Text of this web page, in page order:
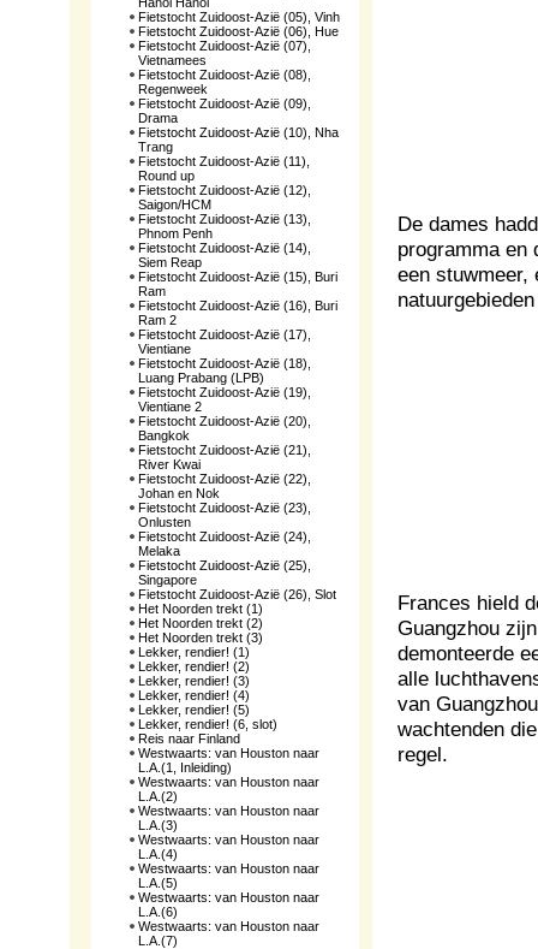
Fietstocht Zuidoost-Azië (05), Vinh
Fietstocht Zuidoost-Azië (06), Hue
Fietstocht Zuidoost-Azië (07),
Vietnamees
Fietstocht Zuidoost-Azië (08),
Regenweek
Fietstocht Zuidoost-Azië (09),
Drama
Fietstocht Zuidoost-Azië (10), Nha
Trang
Fietstocht Zuidoost-Azië (11),
Round up
Fietstocht Zuidoost-Azië (12),
Saigon/HCM
Fietstocht Zuidoost-Azië (13),
Phnom Penh
Fietstocht Zuidoost-Azië (14),
Siem Reap
Fietstocht Zuidoost-Azië (15), Buri
Ram
Fietstocht Zuidoost-Azië (16), Buri
Ram 2
Fietstocht Zuidoost-Azië (17),
Vientiane
Fietstocht Zuidoost-Azië (18),
Luang Prabang (LPB)
Fietstocht Zuidoost-Azië (19),
Vientiane 2
Fietstocht Zuidoost-Azië (20),
Bangkok
Fietstocht Zuidoost-Azië (21),
River Kwai
Fietstocht Zuidoost-Azië (22),
Johan en Nok
Fietstocht Zuidoost-Azië (23),
Onlusten
Fietstocht Zuidoost-Azië (24),
Melaka
Fietstocht Zuidoost-Azië (25),
Singapore
Fietstocht Zuidoost-Azië (26), Slot
Het Noorden trekt (1)
Het Noorden trekt (2)
Het Noorden trekt (3)
Lekker, rendier! (1)
Lekker, rendier! (2)
Lekker, rendier! (3)
Lekker, rendier! (4)
Lekker, rendier! (5)
Lekker, rendier! (6, slot)
Reis naar Finland
Westwaarts: van Houston naar
L.A.(1, Inleiding)
Westwaarts: van Houston naar
L.A.(2)
Westwaarts: van Houston naar
L.A.(3)
Westwaarts: van Houston naar
L.A.(4)
Westwaarts: van Houston naar
L.A.(5)
Westwaarts: van Houston naar
L.A.(6)
Westwaarts: van Houston naar
L.A.(7)
De dames
programma en
een stuwmeer,
Frances hield
Guangzhou
demonteerde
alle
van
wachtenden
regel.